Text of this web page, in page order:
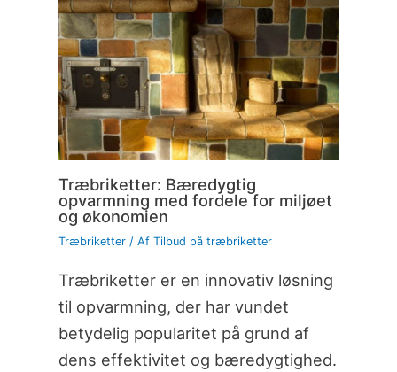
Træbriketter: Bæredygtig
opvarmning med fordele for miljøet
og økonomien
Træbriketter/ Af Tilbud på træbriketter
Træbriketter er en innovativ løsning
til opvarmning, der har vundet
betydelig popularitet på grund af
dens effektivitet og bæredygtighed.